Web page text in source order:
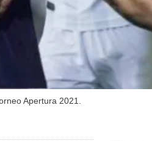
Apertura 2021.